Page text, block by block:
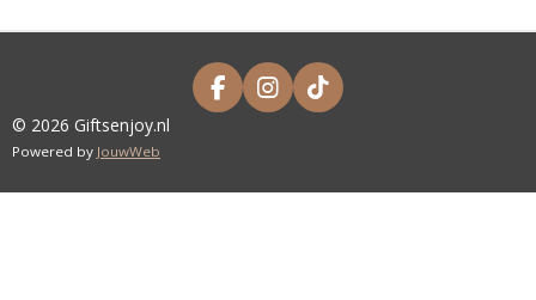
F
A
B
I
N
A
T
I
O
© 2026 Giftsenjoy.nl
Powered by JouwWeb